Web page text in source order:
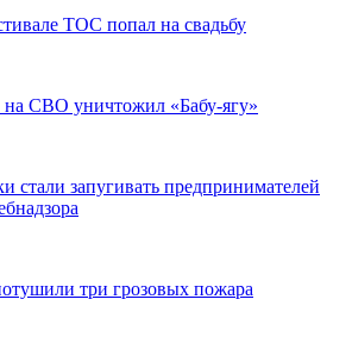
ТОС попал на свадьбу
СВО уничтожил «Бабу-ягу»
стали запугивать предпринимателей
три грозовых пожара